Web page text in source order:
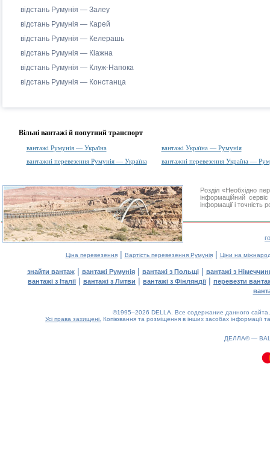
відстань Румунія — Залеу
відстань Румунія — Карей
відстань Румунія — Келерашь
відстань Румунія — Кіажна
відстань Румунія — Клуж-Напока
відстань Румунія — Констанца
Вільні вантажі й попутний транспорт
вантажі Румунія — Україна
вантажі Україна — Румунія
вантажні перевезення Румунія — Україна
вантажні перевезення Україна —
Розділ «Необхідно
інформаційний
інформації і
Ціна перевезення| Вартість перевезення Румунія| Ціни на
знайти вантаж| вантажі Румунія| вантажі з Польщі| вантажі з
вантажі з Італії| вантажі з Литви | вантажі з Фінляндії| перевезти
©1995–2026 DELLA. Все содержание данного
Усі права захищені. Копіювання та розміщення в інших засобах інформації
ДЕЛЛА® —